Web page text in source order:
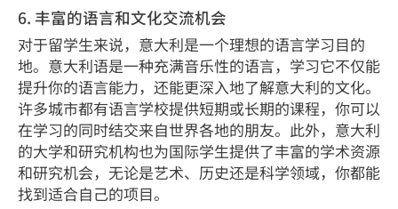
6. 丰富的语言和文化交流机会
对于留学生来说，意大利是一个理想的语言学习目的
地。意大利语是一种充满音乐性的语言，学习它不仅能
提升你的语言能力，还能更深入地了解意大利的文化。
许多城市都有语言学校提供短期或长期的课程，你可以
在学习的同时结交来自世界各地的朋友。此外，意大利
的大学和研究机构也为国际学生提供了丰富的学术资源
和研究机会，无论是艺术、历史还是科学领域，你都能
找到适合自己的项目。